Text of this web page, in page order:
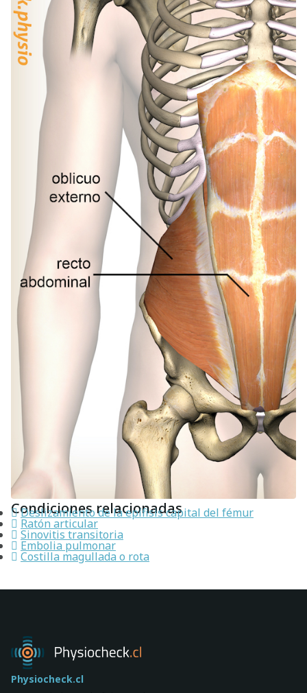
Condiciones relacionadas
Deslizamiento de la epífisis capital del fémur
Ratón articular
Sinovitis transitoria
Embolia pulmonar
Costilla magullada o rota
Physiocheck.cl